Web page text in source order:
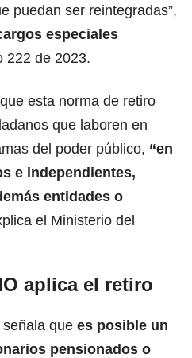
puedan ser reintegradas”,
especiales
222 de 2023.
esta norma de retiro
que laboren en
del poder público, “en
e independientes,
entidades o
el Ministerio del
aplica el retiro
que es posible un
pensionados o